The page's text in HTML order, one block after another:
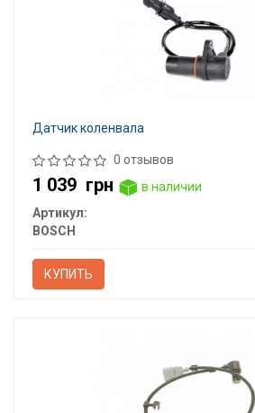
Датчик коленвала
0 отзывов
1 039 грн
в наличии
Артикул:
BOSCH
КУПИТЬ